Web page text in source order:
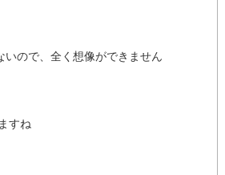
いので、全く想像ができません
すね